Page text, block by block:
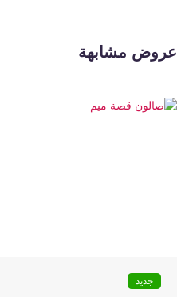
عروض مشابهة
جديد